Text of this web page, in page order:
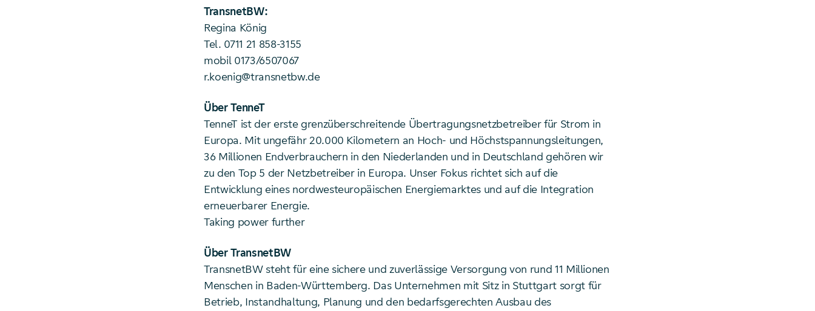
TransnetBW:
Regina König
Tel. 0711 21 858-3155
mobil 0173/6507067
r.koenig@transnetbw.de
Über TenneT
TenneT ist der erste grenzüberschreitende Übertragungsnetzbetreiber für Strom in
Europa. Mit ungefähr 20.000 Kilometern an Hoch- und Höchstspannungsleitungen,
36 Millionen Endverbrauchern in den Niederlanden und in Deutschland gehören wir
zu den Top 5 der Netzbetreiber in Europa. Unser Fokus richtet sich auf die
Entwicklung eines nordwesteuropäischen Energiemarktes und auf die Integration
erneuerbarer Energie.
Taking power further
Über TransnetBW
TransnetBW steht für eine sichere und zuverlässige Versorgung von rund 11 Millionen
Menschen in Baden-Württemberg. Das Unternehmen mit Sitz in Stuttgart sorgt für
Betrieb, Instandhaltung, Planung und den bedarfsgerechten Ausbau des